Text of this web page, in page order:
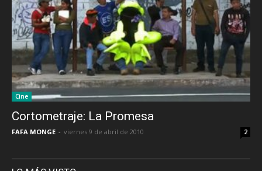
Cine
Cortometraje: La Promesa
FAFA MONGE - viernes 9 de abril de 2010 2